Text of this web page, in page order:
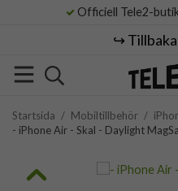
Officiell Tele2-
↪️
Startsida / Mobiltillbehör /
- iPhone Air - Skal - Daylight